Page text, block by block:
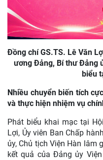
Đồng chí GS.TS. Lê Văn
ương Đảng, Bí thư Đảng
biểu
Nhiều chuyển biến tích
và thực hiện nhiệm vụ
Phát biểu khai mạc tại
Lợi, Ủy viên Ban Chấp
ủy, Chủ tịch Viện Hàn lâm
kết quả của Đảng ủy